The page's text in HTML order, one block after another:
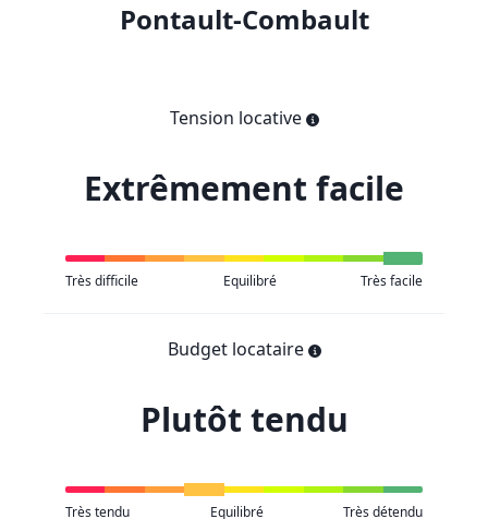
Pontault-Combault
Tension locative
Extrêmement facile
Très difficile Equilibré Très facile
Budget locataire
Plutôt tendu
Très tendu Equilibré Très détendu